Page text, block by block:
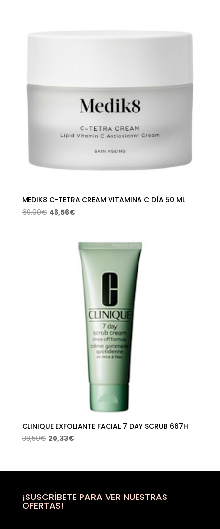
MEDIK8 C-TETRA CREAM VITAMINA C DÍA 50 ML
69,00€ El
46,56€El
es:
46,56€.
CLINIQUE EXFOLIANTE FACIAL 7 DAY SCRUB 667H
38,50€ El
era:
20,33€El
es:
¡SUSCRÍBETE PARA VER NUESTRAS
OFERTAS!